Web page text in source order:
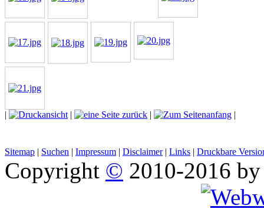
| | | |
Sitemap | Suchen | Impressum | Disclaimer| Links | Druckbare
Copyright © 2010-2016